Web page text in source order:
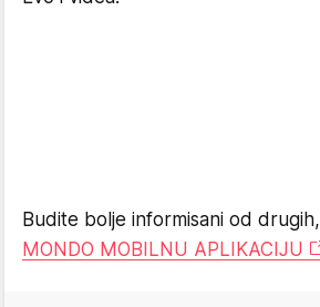
Budite bolje informisani od drugih,
MONDO MOBILNU APLIKACIJU